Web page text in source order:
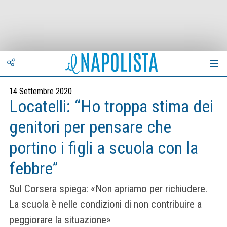
14 Settembre 2020
Locatelli: “Ho troppa stima dei
genitori per pensare che
portino i figli a scuola con la
febbre”
Sul Corsera spiega: «Non apriamo per richiudere.
La scuola è nelle condizioni di non contribuire a
peggiorare la situazione»